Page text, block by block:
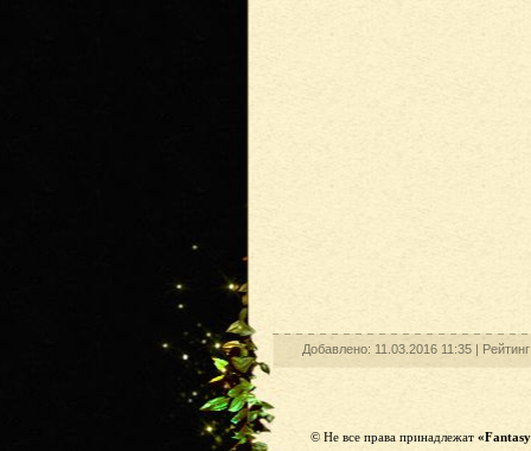
Добавлено: 11.03.2016 11:35 |
© Не все права принадлежат